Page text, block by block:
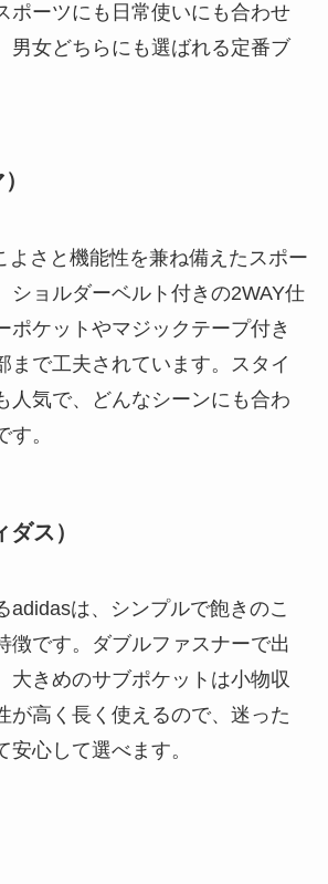
ポーツにも日常使いにも合わせ
男女どちらにも選ばれる定番ブ
よさと機能性を兼ね備えたスポー
ショルダーベルト付きの2WAY仕
ポケットやマジックテープ付き
まで工夫されています。スタイ
人気で、どんなシーンにも合わ
。
ス）
adidasは、シンプルで飽きのこ
徴です。ダブルファスナーで出
大きめのサブポケットは小物収
が高く長く使えるので、迷った
安心して選べます。